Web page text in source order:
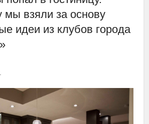
мы взяли за основу
идеи из клубов города